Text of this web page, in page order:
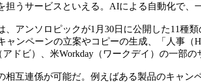
担うサービスといえる。AIによる自動化で、
アンソロピックが1月30日に公開した11種
ャンペーンの立案やコピーの生成、「人事
アドビ）、米Workday（ワークデイ）の一部の
互連係が可能だ。例えばある製品のキャン